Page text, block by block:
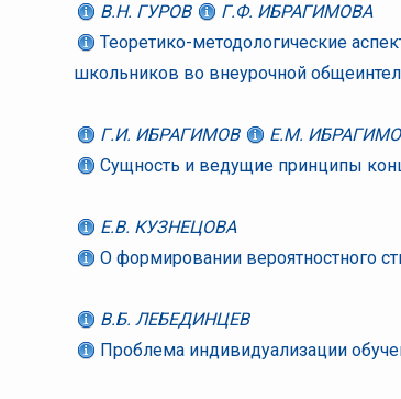
В.Н. ГУРОВ
Г.Ф. ИБРАГИМОВА
Теоретико-методологические
школьников во внеурочной
Г.И. ИБРАГИМОВ
Е.М.
Сущность и ведущие принципы
Е.В. КУЗНЕЦОВА
О формировании вероятностного
В.Б. ЛЕБЕДИНЦЕВ
Проблема индивидуализации